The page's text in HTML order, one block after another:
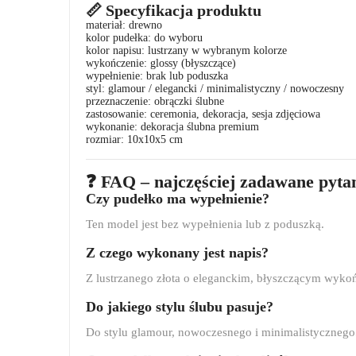
📏 Specyfikacja produktu
materiał: drewno
kolor pudełka: do wyboru
kolor napisu: lustrzany w wybranym kolorze
wykończenie: glossy (błyszczące)
wypełnienie: brak lub poduszka
styl: glamour / elegancki / minimalistyczny / nowoczesny
przeznaczenie: obrączki ślubne
zastosowanie: ceremonia, dekoracja, sesja zdjęciowa
wykonanie: dekoracja ślubna premium
rozmiar: 10x10x5 cm
❓ FAQ – najczęściej zadawane
Czy pudełko ma wypełnienie?
Ten model jest bez wypełnienia lub z poduszką.
Z czego wykonany jest napis?
Z lustrzanego złota o eleganckim, błyszczącym
Do jakiego stylu ślubu pasuje?
Do stylu glamour, nowoczesnego i